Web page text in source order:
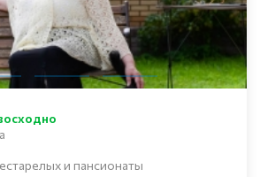
и пансионаты